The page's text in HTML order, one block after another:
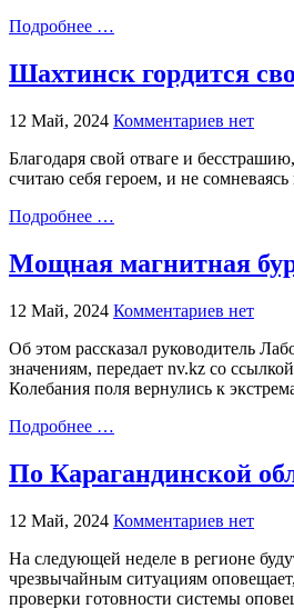
Подробнее …
Шахтинск гордится
12 Май, 2024 Комментариев нет
Благодаря свой отваге и
считаю себя героем, и не
Подробнее …
Мощная магнитная
12 Май, 2024 Комментариев нет
Об этом рассказал руководитель
значениям, передает nv.kz со
Колебания поля вернулись к
Подробнее …
По Карагандинской
12 Май, 2024 Комментариев нет
На следующей неделе в регионе
чрезвычайным ситуациям
проверки готовности системы